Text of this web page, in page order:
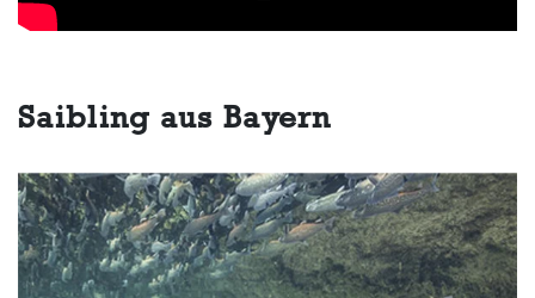
Saibling aus Bayern